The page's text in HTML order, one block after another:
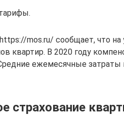
mos.ru/ сообщает, что на
квартир. В 2020 году
ежемесячные
страхование